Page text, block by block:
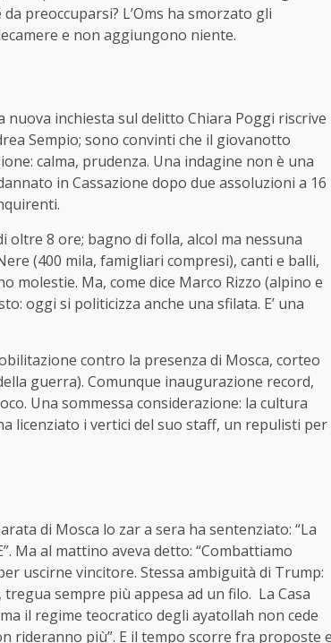
preoccuparsi? L’Oms ha smorzato gli
e non aggiungono niente.
nuova inchiesta sul delitto Chiara Poggi riscrive
Sempio; sono convinti che il giovanotto
calma, prudenza. Una indagine non è una
in Cassazione dopo due assoluzioni a 16
oltre 8 ore; bagno di folla, alcol ma nessuna
(400 mila, famigliari compresi), canti e balli,
molestie. Ma, come dice Marco Rizzo (alpino e
oggi si politicizza anche una sfilata. E’ una
contro la presenza di Mosca, corteo
guerra). Comunque inaugurazione record,
Una sommessa considerazione: la cultura
licenziato i vertici del suo staff, un repulisti per
di Mosca lo zar a sera ha sentenziato: “La
Ma al mattino aveva detto: “Combattiamo
uscirne vincitore. Stessa ambiguità di Trump:
sempre più appesa ad un filo. La Casa
il regime teocratico degli ayatollah non cede
rideranno più”. E il tempo scorre fra proposte